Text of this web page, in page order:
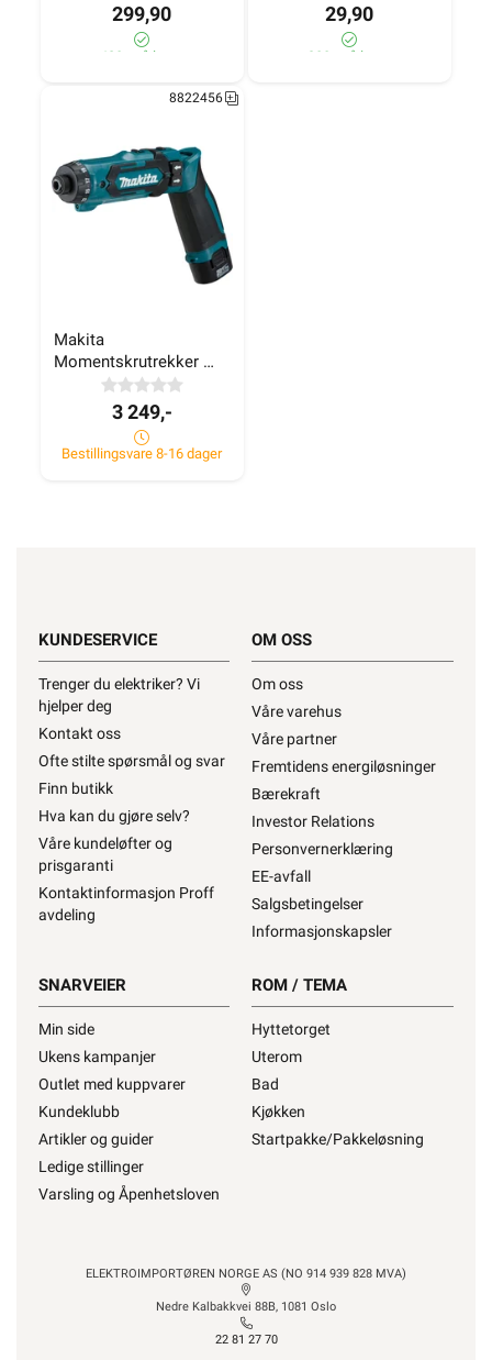
299,90
420+ på lager
29,90
300+ på lager
Makita
Momentskrutrekker
7,2V DF012DSJ
8822456
3 249,-
Bestillingsvare 8-16 dager
KUNDESERVICE
Trenger du elektriker? Vi
hjelper deg
Kontakt oss
Ofte stilte spørsmål og svar
Finn butikk
Hva kan du gjøre selv?
Våre kundeløfter og
prisgaranti
Kontaktinformasjon Proff
avdeling
OM OSS
Om oss
Våre varehus
Våre partner
Fremtidens energiløsninger
Bærekraft
Investor Relations
Personvernerklæring
EE-avfall
Salgsbetingelser
Informasjonskapsler
SNARVEIER
Min side
Ukens kampanjer
Outlet med kuppvarer
Kundeklubb
Artikler og guider
Ledige stillinger
Varsling og Åpenhetsloven
ROM / TEMA
Hyttetorget
Uterom
Bad
Kjøkken
Startpakke/Pakkeløsning
ELEKTROIMPORTØREN NORGE AS (NO 914 939 828 MVA)
Nedre Kalbakkvei 88B, 1081 Oslo
22 81 27 70